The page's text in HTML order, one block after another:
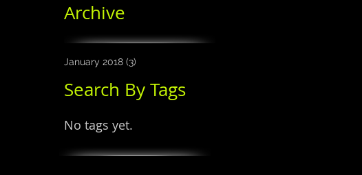
Archive
January 2018 (3)
Search By Tags
No tags yet.